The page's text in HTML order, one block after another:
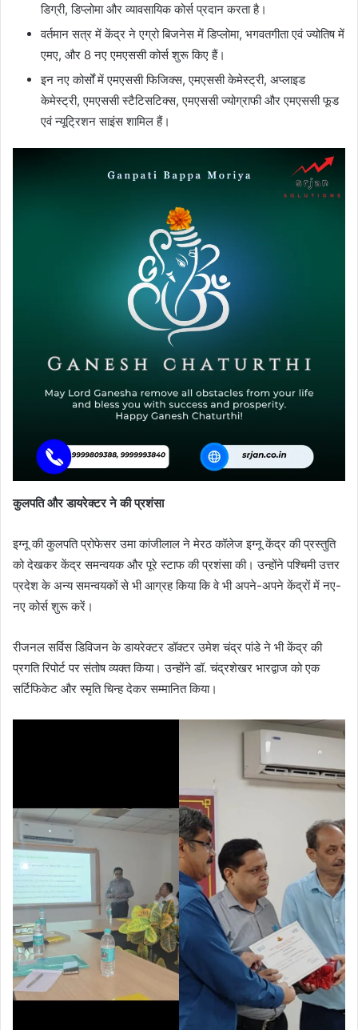
डिग्री, डिप्लोमा और व्यावसायिक कोर्स प्रदान करता है।
वर्तमान सत्र में केंद्र ने एग्रो बिजनेस में डिप्लोमा, भगवतगीता एवं ज्योतिष में
एमए, और 8 नए एमएससी कोर्स शुरू किए हैं।
इन नए कोर्सों में एमएससी फिजिक्स, एमएससी केमेस्ट्री, अप्लाइड
केमेस्ट्री, एमएससी स्टैटिसटिक्स, एमएससी ज्योग्राफी और एमएससी फूड
एवं न्यूट्रिशन साइंस शामिल हैं।
कुलपति और डायरेक्टर ने की प्रशंसा
इग्नू की कुलपति प्रोफेसर उमा कांजीलाल ने मेरठ कॉलेज इग्नू केंद्र की प्रस्तुति
को देखकर केंद्र समन्वयक और पूरे स्टाफ की प्रशंसा की। उन्होंने पश्चिमी उत्तर
प्रदेश के अन्य समन्वयकों से भी आग्रह किया कि वे भी अपने-अपने केंद्रों में नए-
नए कोर्स शुरू करें।
रीजनल सर्विस डिविजन के डायरेक्टर डॉक्टर उमेश चंद्र पांडे ने भी केंद्र की
प्रगति रिपोर्ट पर संतोष व्यक्त किया। उन्होंने डॉ. चंद्रशेखर भारद्वाज को एक
सर्टिफिकेट और स्मृति चिन्ह देकर सम्मानित किया।